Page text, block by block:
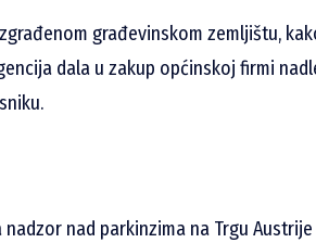
građevinskom zemljištu,
dala u zakup općinskoj firmi
nad parkinzima na Trgu